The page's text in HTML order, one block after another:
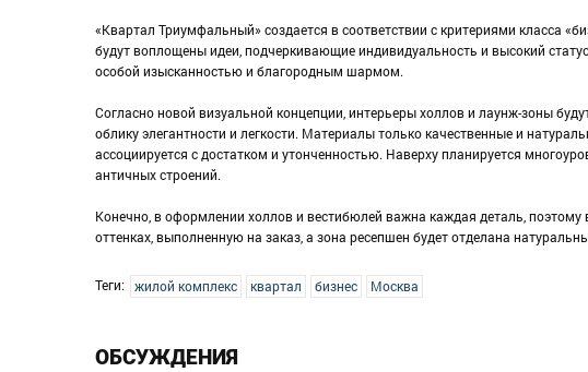
«Квартал Триумфальный» создается в соответствии с критериями класса
будут воплощены идеи, подчеркивающие индивидуальность и высокий
особой изысканностью и благородным шармом.
Согласно новой визуальной концепции, интерьеры холлов и лаунж-зоны
облику элегантности и легкости. Материалы только качественные и
ассоциируется с достатком и утонченностью. Наверху планируется
античных строений.
Конечно, в оформлении холлов и вестибюлей важна каждая деталь,
оттенках, выполненную на заказ, а зона ресепшен будет отделана
Теги: жилой комплекс квартал бизнес Москва
ОБСУЖДЕНИЯ